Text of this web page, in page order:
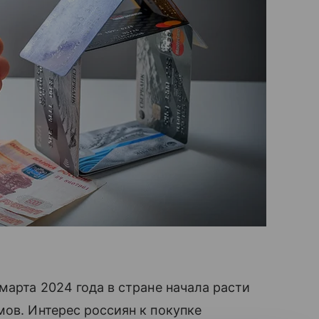
2024 года в стране начала расти
Интерес россиян к покупке